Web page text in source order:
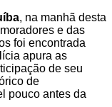
, na manhã desta
e das
foi encontrada
apura as
de seu
de
pouco antes da